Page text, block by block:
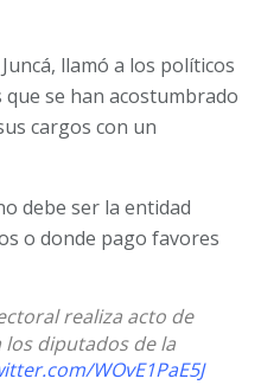
llamó a los políticos
que se han acostumbrado
cargos con un
debe ser la entidad
o donde pago favores
realiza acto de
los diputados de la
WOvE1PaE5J